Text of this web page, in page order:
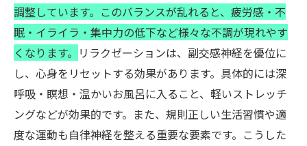
調整しています。このバランスが乱れると、疲労感・不
眠・イライラ・集中力の低下など様々な不調が現れやす
くなります。 リラクゼーションは、副交感神経を優位に
し、心身をリセットする効果があります。具体的には深
呼吸・瞑想・温かいお風呂に入ること、軽いストレッチ
ングなどが効果的です。また、規則正しい生活習慣や適
度な運動も自律神経を整える重要な要素です。こうした